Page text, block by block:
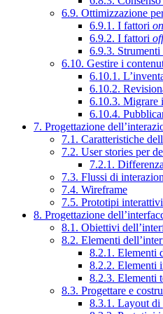
6.9. Ottimizzazione
6.9.1. I fattori
6.9.2. I fattori
6.9.3.
6.10. Gestire i
6.10.1.
6.10.2.
6.10.3. Migrare
6.10.4.
7. Progettazione
7.1. Caratteristiche
7.2. User stories per
7.2.1.
7.3. Flussi di
7.4. Wireframe
7.5. Prototipi interattivi
8. Progettazione
8.1. Obiettivi
8.2. Elementi
8.2.1. Elementi
8.2.2. Elementi
8.2.3. Elementi
8.3. Progettare e
8.3.1. Layout di